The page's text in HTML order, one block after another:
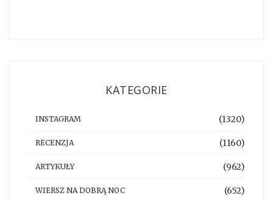
KATEGORIE
INSTAGRAM (1320)
RECENZJA (1160)
ARTYKUŁY (962)
WIERSZ NA DOBRĄ NOC (652)